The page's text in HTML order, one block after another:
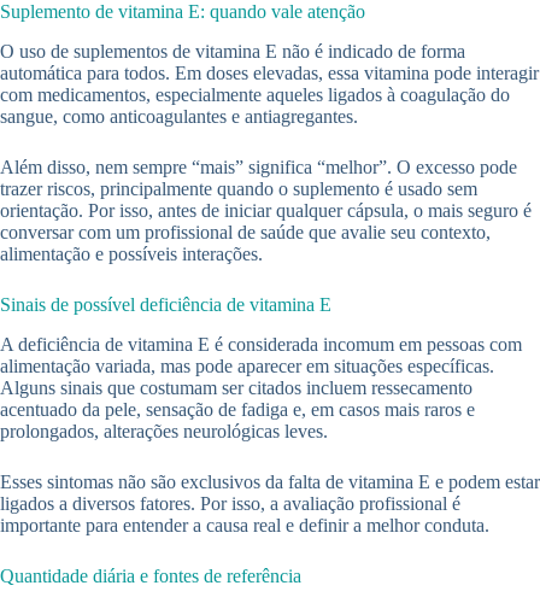
Suplemento de vitamina E: quando vale atenção
O uso de suplementos de vitamina E não é indicado de forma
automática para todos. Em doses elevadas, essa vitamina pode interagir
com medicamentos, especialmente aqueles ligados à coagulação do
sangue, como anticoagulantes e antiagregantes.
Além disso, nem sempre “mais” significa “melhor”. O excesso pode
trazer riscos, principalmente quando o suplemento é usado sem
orientação. Por isso, antes de iniciar qualquer cápsula, o mais seguro é
conversar com um profissional de saúde que avalie seu contexto,
alimentação e possíveis interações.
Sinais de possível deficiência de vitamina E
A deficiência de vitamina E é considerada incomum em pessoas com
alimentação variada, mas pode aparecer em situações específicas.
Alguns sinais que costumam ser citados incluem ressecamento
acentuado da pele, sensação de fadiga e, em casos mais raros e
prolongados, alterações neurológicas leves.
Esses sintomas não são exclusivos da falta de vitamina E e podem estar
ligados a diversos fatores. Por isso, a avaliação profissional é
importante para entender a causa real e definir a melhor conduta.
Quantidade diária e fontes de referência